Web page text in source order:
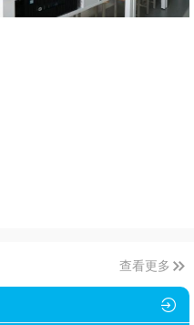
查看更多
